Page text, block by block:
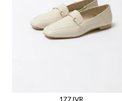
177 IVR